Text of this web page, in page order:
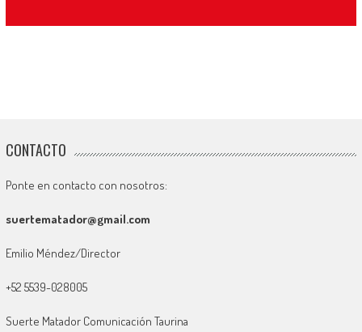
CONTACTO
Ponte en contacto con nosotros:
suertematador@gmail.com
Emilio Méndez/Director
+52 5539-028005
Suerte Matador Comunicación Taurina